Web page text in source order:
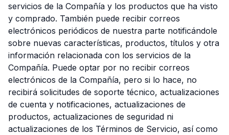
servicios de la Compañía y los productos que ha visto
y comprado. También puede recibir correos
electrónicos periódicos de nuestra parte notificándole
sobre nuevas características, productos, títulos y otra
información relacionada con los servicios de la
Compañía. Puede optar por no recibir correos
electrónicos de la Compañía, pero si lo hace, no
recibirá solicitudes de soporte técnico, actualizaciones
de cuenta y notificaciones, actualizaciones de
productos, actualizaciones de seguridad ni
actualizaciones de los Términos de Servicio, así como